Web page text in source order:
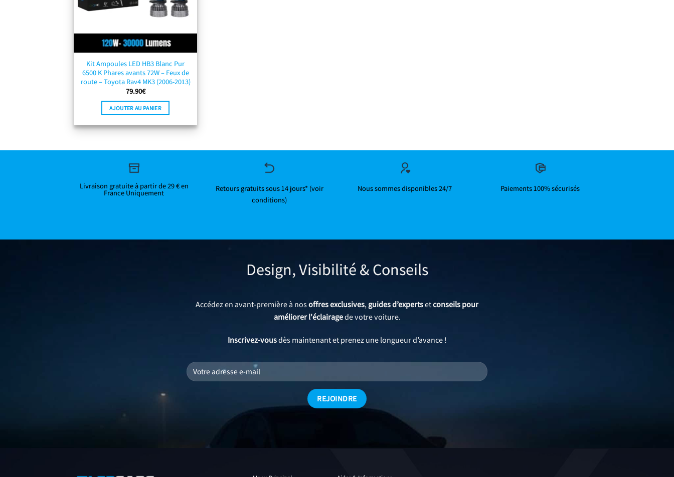
Kit Ampoules LED HB3 Blanc Pur
6500 K Phares avants 72W – Feux de
route – Toyota Rav4 MK3 (2006-2013)
79.90€
AJOUTER AU PANIER
Livraison gratuite à partir de 29 € en
France Uniquement
Retours gratuits sous 14 jours* (voir
conditions)
Nous sommes disponibles 24/7 Paiements 100% sécurisés
Design, Visibilité & Conseils
Accédez en avant-première à nosoffres exclusives,guides d’expertsetconseils pour
améliorer l'éclairagede votre voiture.
Inscrivez-vousdès maintenant et prenez une longueur d’avance !